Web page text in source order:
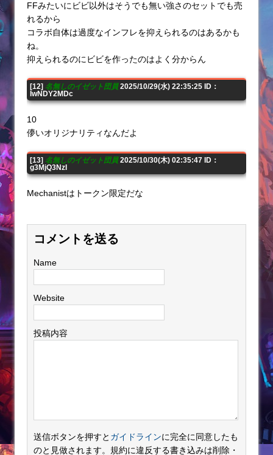
FFみたいにビビ以外はそうでも無い強さのセットでも売
れるから
コラボ自体は過度なインフレを抑えられるのはあるかも
ね。
抑えられるのにビビを作ったのはよく分からん
[12] 名無しのイゼット団員2025/10/29(水) 22:35:25 ID：
IwNDY2MDc
10
儚いオリジナリティなんだよ
[13] 名無しのイゼット団員2025/10/30(木) 02:35:47 ID：
g3MjQ3NzI
Mechanistはトークン限定だな
コメントを送る
Name
Website
投稿内容
送信ボタンを押すと ガイドラインに完全に同意したも
のと見做されます。規約に違反する書き込みは削除・